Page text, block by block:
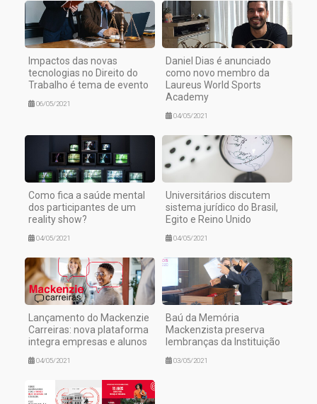
Impactos das novas
tecnologias no Direito do
Trabalho é tema de evento
06/05/2021
Daniel Dias é anunciado
como novo membro da
Laureus World Sports
Academy
04/05/2021
Como fica a saúde mental
dos participantes de um
reality show?
04/05/2021
Universitários discutem
sistema jurídico do Brasil,
Egito e Reino Unido
04/05/2021
Lançamento do Mackenzie
Carreiras: nova plataforma
integra empresas e alunos
04/05/2021
Baú da Memória
Mackenzista preserva
lembranças da Instituição
03/05/2021